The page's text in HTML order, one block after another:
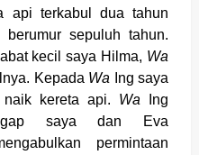
api terkabul dua tahun
sepuluh tahun.
kecil saya Hilma, Wa
Kepada Wa Ing saya
naik kereta api. Wa Ing
saya dan Eva
permintaan